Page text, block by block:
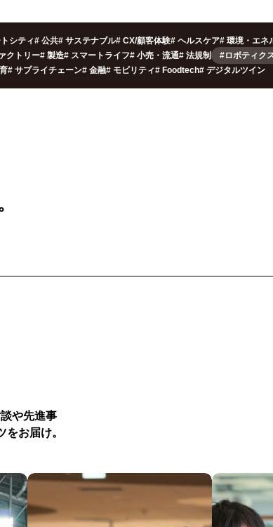
シティ# 公共# サステナブル# CX/顧客体験# ヘルスケア# 環境・エネ
クトリー# 製造# スマートライフ# 小売・流通# 法規制 #ロボティク
# サプライチェーン# 金融# モビリティ# Foodtech# デジタルツイン
や先進事
お届け。